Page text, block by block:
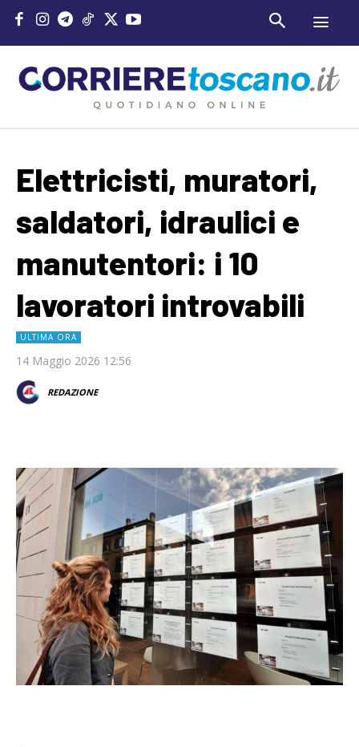
Elettricisti, muratori,
saldatori, idraulici e
manutentori: i 10
lavoratori introvabili
ULTIMA ORA
14 Maggio 2026 12:56
REDAZIONE